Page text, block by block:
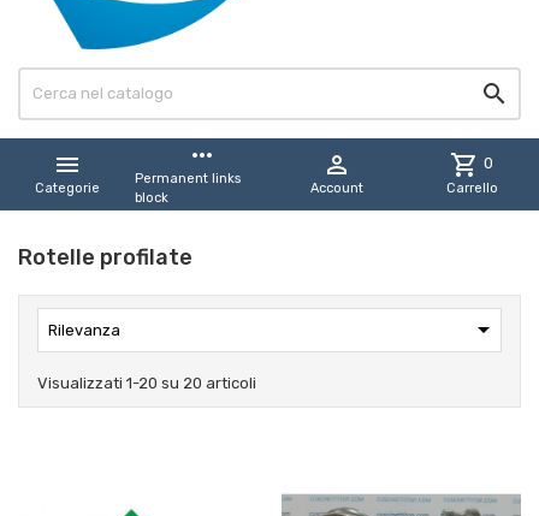


Categorie
more_horiz
Permanent links
block

Account
shopping_cart 0
Carrello
Rotelle profilate
Rilevanza 
Visualizzati 1-20 su 20 articoli